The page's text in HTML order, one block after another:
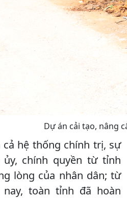
Dự án cải tạo, nâng
cả hệ thống chính trị, sự
chính quyền từ tỉnh
lòng của nhân dân; từ
toàn tỉnh đã hoàn